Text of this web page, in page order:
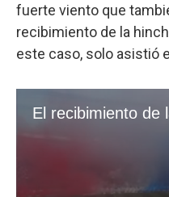
fuerte viento que
recibimiento de la
este caso, solo asistió